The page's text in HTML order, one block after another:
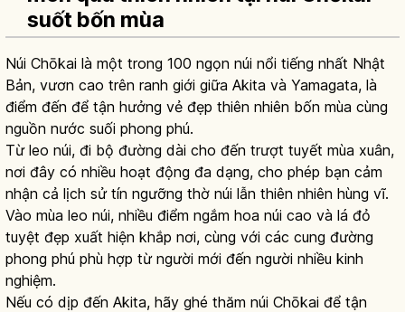
suốt bốn mùa
Núi Chōkai là một trong 100 ngọn núi nổi tiếng nhất Nhật
Bản, vươn cao trên ranh giới giữa Akita và Yamagata, là
điểm đến để tận hưởng vẻ đẹp thiên nhiên bốn mùa cùng
nguồn nước suối phong phú.
Từ leo núi, đi bộ đường dài cho đến trượt tuyết mùa xuân,
nơi đây có nhiều hoạt động đa dạng, cho phép bạn cảm
nhận cả lịch sử tín ngưỡng thờ núi lẫn thiên nhiên hùng vĩ.
Vào mùa leo núi, nhiều điểm ngắm hoa núi cao và lá đỏ
tuyệt đẹp xuất hiện khắp nơi, cùng với các cung đường
phong phú phù hợp từ người mới đến người nhiều kinh
nghiệm.
Nếu có dịp đến Akita, hãy ghé thăm núi Chōkai để tận